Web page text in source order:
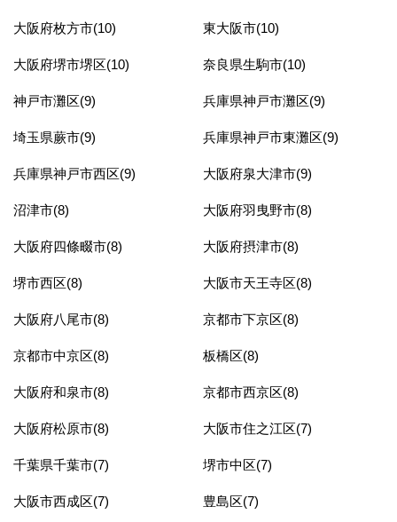
大阪府枚方市(10) 東大阪市(10)
大阪府堺市堺区(10) 奈良県生駒市(10)
神戸市灘区(9) 兵庫県神戸市灘区(9)
埼玉県蕨市(9) 兵庫県神戸市東灘区(9)
兵庫県神戸市西区(9) 大阪府泉大津市(9)
沼津市(8) 大阪府羽曳野市(8)
大阪府四條畷市(8) 大阪府摂津市(8)
堺市西区(8) 大阪市天王寺区(8)
大阪府八尾市(8) 京都市下京区(8)
京都市中京区(8) 板橋区(8)
大阪府和泉市(8) 京都市西京区(8)
大阪府松原市(8) 大阪市住之江区(7)
千葉県千葉市(7) 堺市中区(7)
大阪市西成区(7) 豊島区(7)